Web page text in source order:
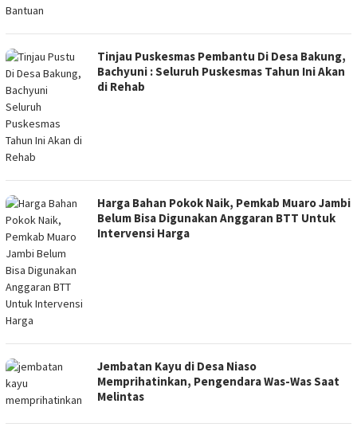
Tinjau Puskesmas Pembantu Di Desa Bakung,
Bachyuni : Seluruh Puskesmas Tahun Ini Akan
di Rehab
Harga Bahan Pokok Naik, Pemkab Muaro Jambi
Belum Bisa Digunakan Anggaran BTT Untuk
Intervensi Harga
Jembatan Kayu di Desa Niaso
Memprihatinkan, Pengendara Was-Was Saat
Melintas